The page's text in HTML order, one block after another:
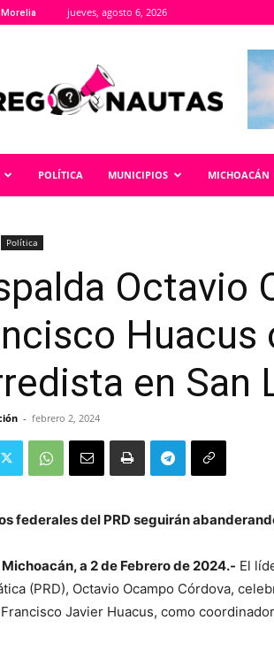
Morelia jueves, agosto 6, 2026
POLÍTICA MUNICIPIOS MICHOACÁN
Política
Octavio
en San
- febrero 2, 2024
federales del PRD seguirán
a 2 de Febrero de 2024.- El
(PRD), Octavio Ocampo Córdova,
Javier Huacus, como